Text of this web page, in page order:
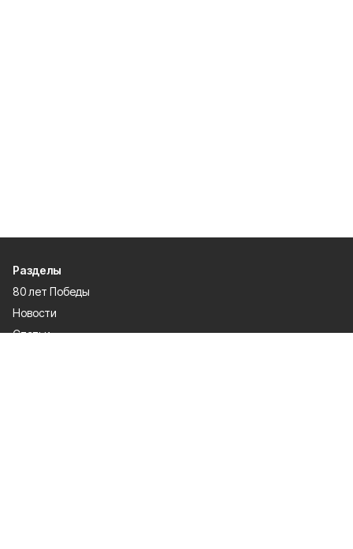
Разделы
80 лет Победы
Новости
Статьи